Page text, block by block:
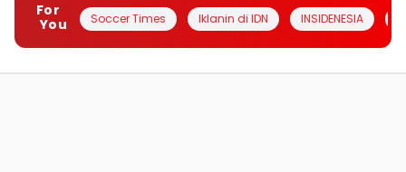
For
You
Soccer Times Iklanin di IDN INSIDENESIA